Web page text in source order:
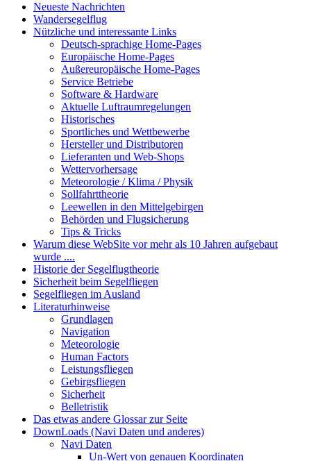
Neueste Nachrichten
Wandersegelflug
Nützliche und interessante Links
Deutsch-sprachige Home-Pages
Europäische Home-Pages
Außereuropäische Home-Pages
Service Betriebe
Software & Hardware
Aktuelle Luftraumregelungen
Historisches
Sportliches und Wettbewerbe
Hersteller und Distributoren
Lieferanten und Web-Shops
Wettervorhersage
Meteorologie / Klima / Physik
Sollfahrttheorie
Leewellen in den Mittelgebirgen
Behörden und Flugsicherung
Tips & Tricks
Warum diese WebSite vor mehr als 10 Jahren aufgebaut
wurde ....
Historie der Segelflugtheorie
Sicherheit beim Segelfliegen
Segelfliegen im Ausland
Literaturhinweise
Grundlagen
Navigation
Meteorologie
Human Factors
Leistungsfliegen
Gebirgsfliegen
Sicherheit
Belletristik
Das etwas andere Glossar zur Seite
DownLoads (Navi Daten und anderes)
Navi Daten
Un-Wert von genauen Koordinaten